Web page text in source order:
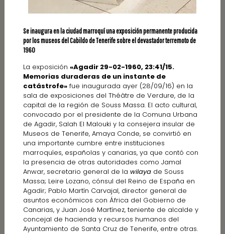
Se inaugura en la ciudad marroquí una exposición permanente producida
por los museos del Cabildo de Tenerife sobre el devastador terremoto de
1960
La exposición «Agadir 29-02-1960, 23:41/15.
Memorias duraderas de un instante de
catástrofe»fue inaugurada ayer (28/09/16) en la
sala de exposiciones del Théâtre de Verdure, de la
capital de la región de Souss Massa. El acto cultural,
convocado por el presidente de la Comuna Urbana
de Agadir, Salah El Malouki y la consejera insular de
Museos de Tenerife, Amaya Conde, se convirtió en
una importante cumbre entre instituciones
marroquíes, españolas y canarias, ya que contó con
la presencia de otras autoridades como Jamal
Anwar, secretario general de la wilayade Souss
Massa; Leire Lozano, cónsul del Reino de España en
Agadir; Pablo Martín Carvajal, director general de
asuntos económicos con África del Gobierno de
Canarias, y Juan José Martínez, teniente de alcalde y
concejal de hacienda y recursos humanos del
Ayuntamiento de Santa Cruz de Tenerife, entre otras.